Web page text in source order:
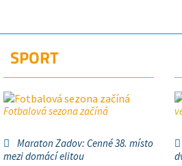
SPORT
Fotbalová sezona začíná
Maraton Zadov: Cenné 38. místo
mezi domácí elitou